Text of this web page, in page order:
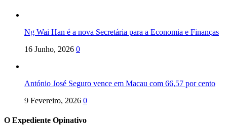
Ng Wai Han é a nova Secretária para a Economia e Finanças
16 Junho, 2026 0
António José Seguro vence em Macau com 66,57 por cento
9 Fevereiro, 2026 0
O Expediente Opinativo